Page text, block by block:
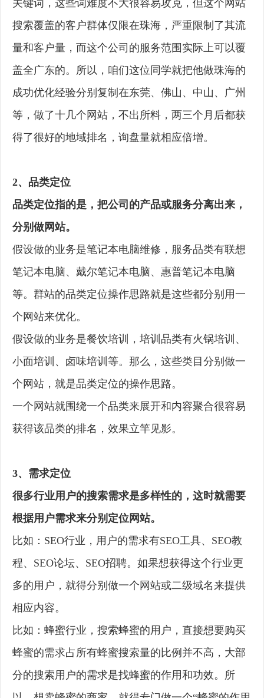
关键词，这些词难度不大很容易攻克，但这个网站
搜索覆盖的客户群体仅限在珠海，严重限制了其流
量和客户量，而这个公司的服务范围实际上可以覆
盖全广东的。所以，咱们这位同学就把他做珠海的
成功优化经验分别复制在东莞、佛山、中山、广州
等，做了十几个网站，不出所料，两三个月后都获
得了很好的地域排名，询盘量就相应倍增。
2、品类定位
品类定位指的是，把公司的产品或服务分离出来，
分别做网站。
假设做的业务是笔记本电脑维修，服务品类有联想
笔记本电脑、戴尔笔记本电脑、惠普笔记本电脑
等。群站的品类定位操作思路就是这些都分别用一
个网站来优化。
假设做的业务是餐饮培训，培训品类有火锅培训、
小面培训、卤味培训等。那么，这些类目分别做一
个网站，就是品类定位的操作思路。
一个网站就围绕一个品类来展开和内容聚合很容易
获得该品类的排名，效果立竿见影。
3、需求定位
很多行业用户的搜索需求是多样性的，这时就需要
根据用户需求来分别定位网站。
比如：SEO行业，用户的需求有SEO工具、SEO教
程、SEO论坛、SEO招聘。如果想获得这个行业更
多的用户，就得分别做一个网站或二级域名来提供
相应内容。
比如：蜂蜜行业，搜索蜂蜜的用户，直接想要购买
蜂蜜的需求占所有蜂蜜搜索量的比例并不高，大部
分的搜索用户的需求是找蜂蜜的作用和功效。所